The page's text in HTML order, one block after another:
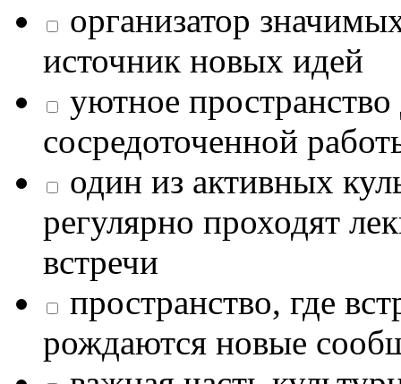
организатор
источник новых идей
уютное
сосредоточенной
один из активных
регулярно проходят
встречи
пространство, где
рождаются новые